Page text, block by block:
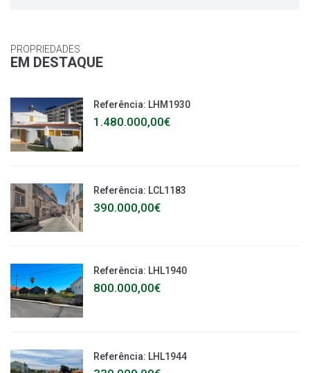
PROPRIEDADES
EM DESTAQUE
Referência: LHM1930
1.480.000,00€
Referência: LCL1183
390.000,00€
Referência: LHL1940
800.000,00€
Referência: LHL1944